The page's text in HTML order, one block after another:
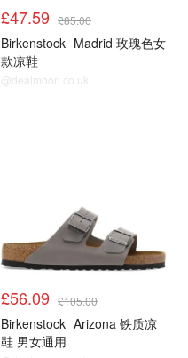
£47.59 £85.00
Birkenstock Madrid 玫瑰色女
款凉鞋
@dealmoon.co.uk
£56.09 £105.00
Birkenstock Arizona 铁质凉
鞋 男女通用